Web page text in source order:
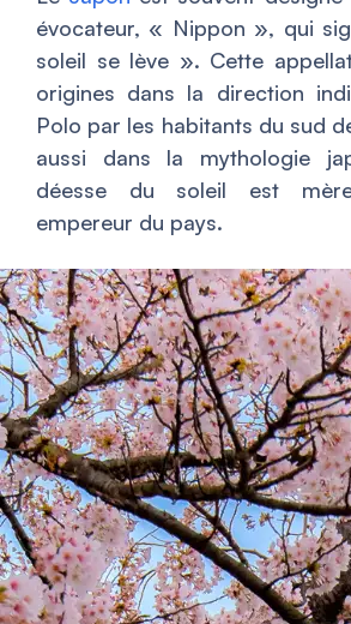
évocateur, « Nippon », qui
soleil se lève ». Cette
origines dans la direction
Polo par les habitants du sud
aussi dans la mythologie
déesse du soleil est
empereur du pays.